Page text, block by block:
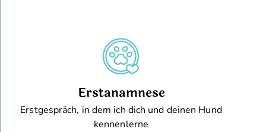
Erstanamnese
Erstgespräch, in dem ich dich und deinen Hund
kennenlerne